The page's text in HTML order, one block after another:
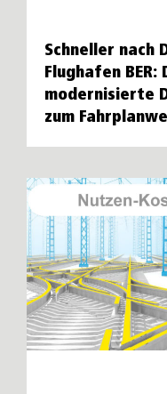
Schneller nach
Flughafen
modernisierte
zum